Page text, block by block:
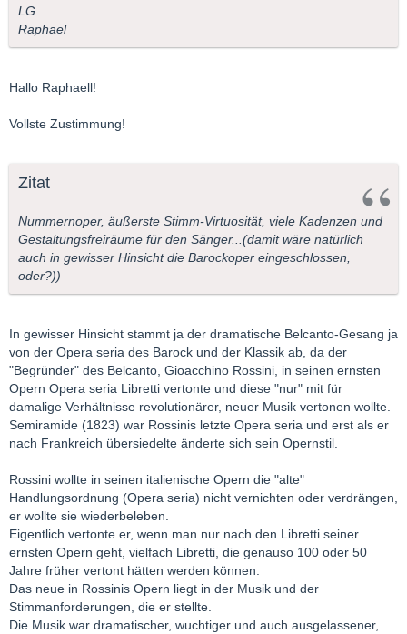
LG
Raphael
Hallo Raphaell!
Vollste Zustimmung!
Zitat
Nummernoper, äußerste Stimm-Virtuosität, viele Kadenzen und
Gestaltungsfreiräume für den Sänger...(damit wäre natürlich
auch in gewisser Hinsicht die Barockoper eingeschlossen,
oder?))
In gewisser Hinsicht stammt ja der dramatische Belcanto-Gesang ja
von der Opera seria des Barock und der Klassik ab, da der
"Begründer" des Belcanto, Gioacchino Rossini, in seinen ernsten
Opern Opera seria Libretti vertonte und diese "nur" mit für
damalige Verhältnisse revolutionärer, neuer Musik vertonen wollte.
Semiramide (1823) war Rossinis letzte Opera seria und erst als er
nach Frankreich übersiedelte änderte sich sein Opernstil.
Rossini wollte in seinen italienische Opern die "alte"
Handlungsordnung (Opera seria) nicht vernichten oder verdrängen,
er wollte sie wiederbeleben.
Eigentlich vertonte er, wenn man nur nach den Libretti seiner
ernsten Opern geht, vielfach Libretti, die genauso 100 oder 50
Jahre früher vertont hätten werden können.
Das neue in Rossinis Opern liegt in der Musik und der
Stimmanforderungen, die er stellte.
Die Musik war dramatischer, wuchtiger und auch ausgelassener,